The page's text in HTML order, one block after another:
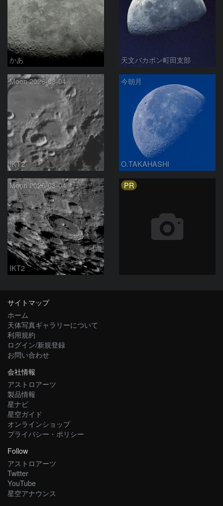
かあ 天文バカボン町田支部
Moon 2026-08-04
IKT2
今朝月
O.TAKAHASHI
Moon 2026-08-04
IKT2
PR
サイトマップ
ホーム
天体写真ギャラリーについて
利用規約
ログイン/新規登録
お問い合わせ
会社情報
アストロアーツ
製品情報
星ナビ
星空ガイド
オンラインショップ
プライバシー・ポリシー
Follow
アストロアーツ
Twitter
YouTube
星空アナウンス